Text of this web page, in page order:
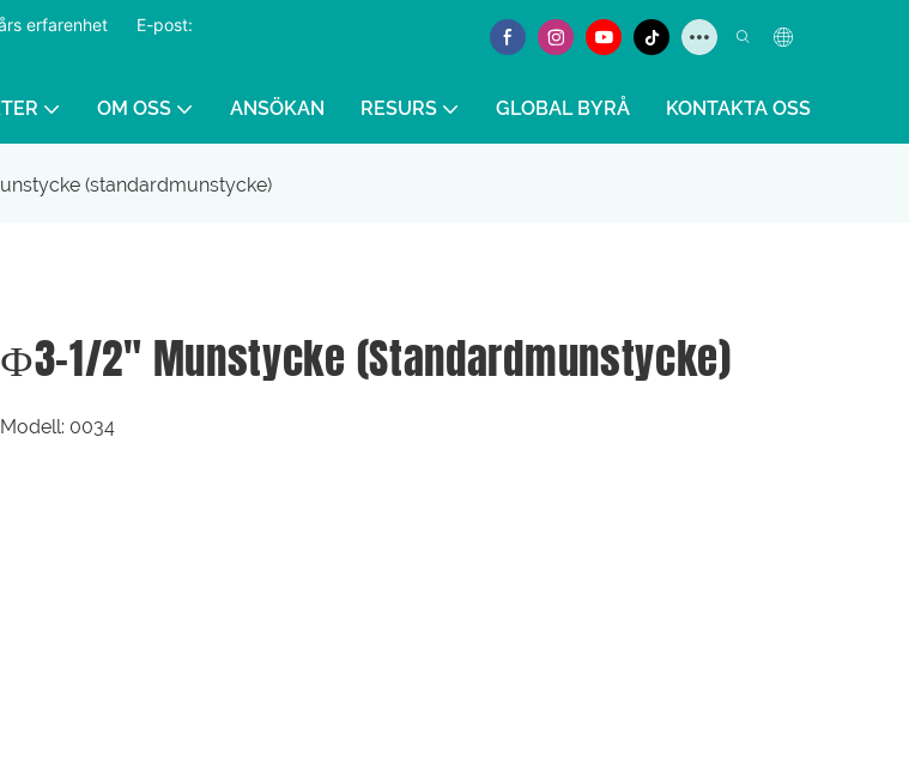
erfarenhet
E-post:
OM OSS ANSÖKAN RESURS GLOBAL BYRÅ KONTAKTA OSS
(standardmunstycke)
Ф3-1/2" Munstycke (standardmunstycke)
Modell: 0034